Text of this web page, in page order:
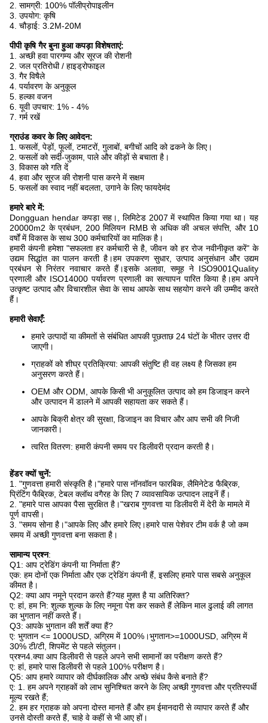
2. सामग्री: 100% पॉलीप्रोपाइलीन
3. उपयोग: कृषि
4. चौड़ाई: 3.2M-20M
पीपी कृषि गैर बुना हुआ कपड़ा विशेषताएं:
1. अच्छी हवा पारगम्य और सूरज की रोशनी
2. जल प्रतिरोधी / हाइड्रोफाइल
3. गैर विषैले
4. पर्यावरण के अनुकूल
5. हल्का वजन
6. यूवी उपचार: 1% - 4%
7. गर्म रखें
ग्राउंड कवर के लिए आवेदन:
1. फसलों, पेड़ों, फूलों, टमाटरों, गुलाबों, बगीचों आदि को ढकने के लिए।
2. फसलों को सर्दी-जुकाम, पाले और कीड़ों से बचाता है।
3. विकास को गति दें
4. हवा और सूरज की रोशनी पास करने में सक्षम
5. फसलों का स्वाद नहीं बदलता, उगाने के लिए फायदेमंद
हमारे बारे में:
Dongguan hendar कपड़ा सह।, लिमिटेड 2007 में स्थापित किया गया था। यह
20000m2 के प्रबंधन, 200 मिलियन RMB से अधिक की अचल संपत्ति, और 10
वर्षों में विकास के साथ 300 कर्मचारियों का मालिक है।
हमारी कंपनी हमेशा "सफलता हर कर्मचारी से है, जीवन को हर रोज नवीनीकृत करें" के
उद्यम सिद्धांत का पालन करती है।हम उपकरण सुधार, उत्पाद अनुसंधान और उद्यम
प्रबंधन से निरंतर नवाचार करते हैं।इसके अलावा, समूह ने ISO9001Quality
प्रणाली और ISO14000 पर्यावरण प्रणाली का सत्यापन पारित किया है।हम अपने
उत्कृष्ट उत्पाद और विचारशील सेवा के साथ आपके साथ सहयोग करने की उम्मीद करते
हैं।
हमारी सेवाएँ:
हमारे उत्पादों या कीमतों से संबंधित आपकी पूछताछ 24 घंटों के भीतर उत्तर दी
जाएगी।
ग्राहकों को शीघ्र प्रतिक्रिया: आपकी संतुष्टि ही वह लक्ष्य है जिसका हम
अनुसरण करते हैं।
OEM और ODM, आपके किसी भी अनुकूलित उत्पाद को हम डिजाइन करने
और उत्पादन में डालने में आपकी सहायता कर सकते हैं।
आपके बिक्री क्षेत्र की सुरक्षा, डिजाइन का विचार और आप सभी की निजी
जानकारी।
त्वरित वितरण: हमारी कंपनी समय पर डिलीवरी प्रदान करती है।
हेंडर क्यों चुनें:
1. "गुणवत्ता हमारी संस्कृति है।"हमारे पास नॉनवॉवन फारबिक, लैमिनेटेड फैब्रिक,
प्रिंटिंग फैब्रिक, टेबल क्लॉथ वगैरह के लिए 7 व्यावसायिक उत्पादन लाइनें हैं।
2. "हमारे पास आपका पैसा सुरक्षित है।"खराब गुणवत्ता या डिलीवरी में देरी के मामले में
पूर्ण वापसी।
3. "समय सोना है।"आपके लिए और हमारे लिए।हमारे पास पेशेवर टीम वर्क है जो कम
समय में अच्छी गुणवत्ता बना सकता है।
सामान्य प्रश्न:
Q1: आप ट्रेडिंग कंपनी या निर्माता हैं?
एक: हम दोनों एक निर्माता और एक ट्रेडिंग कंपनी हैं, इसलिए हमारे पास सबसे अनुकूल
कीमत है।
Q2: क्या आप नमूने प्रदान करते हैं?यह मुफ़्त है या अतिरिक्त?
ए: हां, हम नि: शुल्क शुल्क के लिए नमूना पेश कर सकते हैं लेकिन माल ढुलाई की लागत
का भुगतान नहीं करते हैं।
Q3: आपके भुगतान की शर्तें क्या हैं?
ए: भुगतान <= 1000USD, अग्रिम में 100%।भुगतान>=1000USD, अग्रिम में
30% टी/टी, शिपमेंट से पहले संतुलन।
प्रश्न4.क्या आप डिलीवरी से पहले अपने सभी सामानों का परीक्षण करते हैं?
ए: हां, हमारे पास डिलीवरी से पहले 100% परीक्षण है।
Q5: आप हमारे व्यापार को दीर्घकालिक और अच्छे संबंध कैसे बनाते हैं?
ए: 1. हम अपने ग्राहकों को लाभ सुनिश्चित करने के लिए अच्छी गुणवत्ता और प्रतिस्पर्धी
मूल्य रखते हैं;
2. हम हर ग्राहक को अपना दोस्त मानते हैं और हम ईमानदारी से व्यापार करते हैं और
उनसे दोस्ती करते हैं, चाहे वे कहीं से भी आए हों।